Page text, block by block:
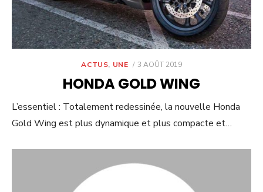
ACTUS, UNE
POSTED
3 AOÛT 2019
HONDA GOLD WING
L’essentiel : Totalement redessinée, la nouvelle Honda
Gold Wing est plus dynamique et plus compacte et…